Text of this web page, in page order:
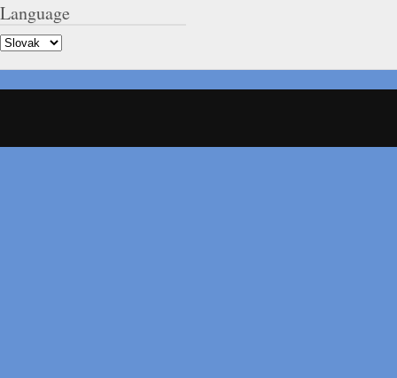
Language